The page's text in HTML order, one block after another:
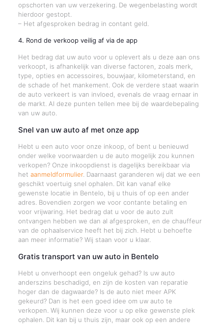
opschorten van uw verzekering. De wegenbelasting wordt
hierdoor gestopt.
– Het afgesproken bedrag in contant geld.
4. Rond de verkoop veilig af via de app
Het bedrag dat uw auto voor u oplevert als u deze aan ons
verkoopt, is afhankelijk van diverse factoren, zoals merk,
type, opties en accessoires, bouwjaar, kilometerstand, en
de schade of het mankement. Ook de verdere staat waarin
de auto verkeert is van invloed, evenals de vraag ernaar in
de markt. Al deze punten tellen mee bij de waardebepaling
van uw auto.
Snel van uw auto af met onze app
Hebt u een auto voor onze inkoop, of bent u benieuwd
onder welke voorwaarden u de auto mogelijk zou kunnen
verkopen? Onze inkoopdienst is dagelijks bereikbaar via
het aanmeldformulier. Daarnaast garanderen wij dat we een
geschikt voertuig snel ophalen. Dit kan vanaf elke
gewenste locatie in Bentelo, bij u thuis of op een ander
adres. Bovendien zorgen we voor contante betaling en
voor vrijwaring. Het bedrag dat u voor de auto zult
ontvangen hebben we dan al afgesproken, en de chauffeur
van de ophaalservice heeft het bij zich. Hebt u behoefte
aan meer informatie? Wij staan voor u klaar.
Gratis transport van uw auto in Bentelo
Hebt u onverhoopt een ongeluk gehad? Is uw auto
anderszins beschadigd, en zijn de kosten van reparatie
hoger dan de dagwaarde? Is de auto niet meer APK
gekeurd? Dan is het een goed idee om uw auto te
verkopen. Wij kunnen deze voor u op elke gewenste plek
ophalen. Dit kan bij u thuis zijn, maar ook op een andere